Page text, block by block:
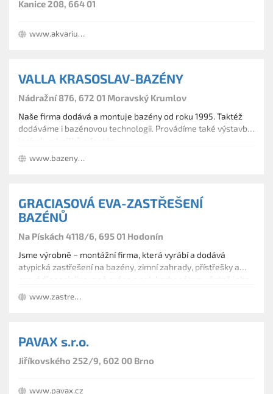
Kanice 208, 664 01
www.akvarius.cz
VALLA KRASOSLAV-BAZÉNY
Nádražní 876, 672 01 Moravský Krumlov
Naše firma dodává a montuje bazény od roku 1995. Taktéž
dodáváme i bazénovou technologii. Provádíme také výstavbu
jezírek, rybníčků a fontán.
www.bazeny-valla.cz
GRACIASOVÁ EVA-ZASTŘEŠENÍ
BAZÉNŮ
Na Pískách 4118/6, 695 01 Hodonín
Jsme výrobně – montážní firma, která vyrábí a dodává
atypická zastřešení na bazény, zimní zahrady, přístřešky a
prodeje.
www.zastreseni-bazenu-gracias.cz
PAVAX s.r.o.
Jiříkovského 252/9, 602 00 Brno
www.pavax.cz